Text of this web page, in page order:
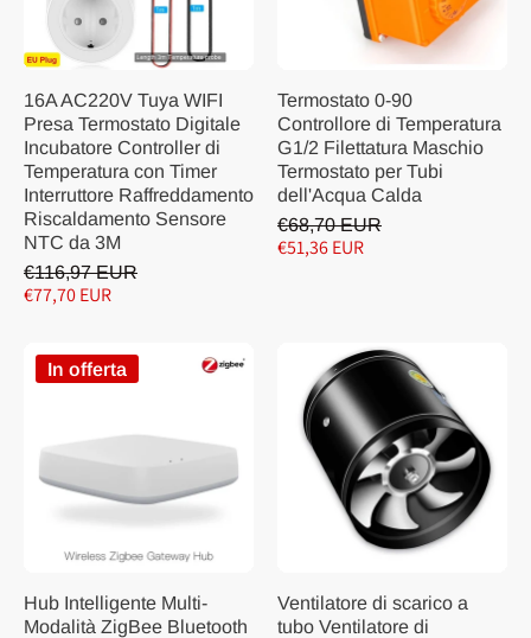
16A AC220V Tuya WIFI
Presa Termostato Digitale
Incubatore Controller di
Temperatura con Timer
Interruttore Raffreddamento
Riscaldamento Sensore
NTC da 3M
€116,97 EUR
€77,70 EUR
Termostato 0-90
Controllore di Temperatura
G1/2 Filettatura Maschio
Termostato per Tubi
dell'Acqua Calda
€68,70 EUR
€51,36 EUR
In offerta
Hub Intelligente Multi-
Modalità ZigBee Bluetooth
Ventilatore di scarico a
tubo Ventilatore di